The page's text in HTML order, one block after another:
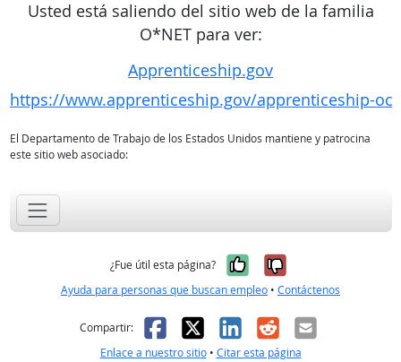
Usted está saliendo del sitio web de la familia
O*NET para ver:
Apprenticeship.gov
https://www.apprenticeship.gov/apprenticeship-
El Departamento de Trabajo de los Estados Unidos mantiene y patrocina
este sitio web asociado:
¿Fue útil esta página? Sí, fue útil
No, no fue
Ayuda para personas que buscan empleo • Contáctenos
Compartir: Facebook
X LinkedIn
RedditCorreo
Enlace a nuestro sitio• Citar esta página